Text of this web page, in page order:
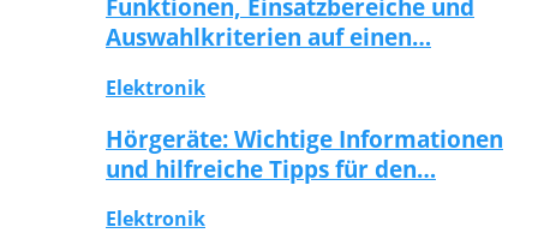
Funktionen, Einsatzbereiche und
Auswahlkriterien auf einen…
Elektronik
Hörgeräte: Wichtige Informationen
und hilfreiche Tipps für den…
Elektronik